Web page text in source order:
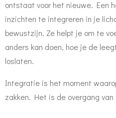
ontstaat voor het nieuwe. Een
inzichten te integreren in je
bewustzijn. Ze helpt je om te
anders kan doen, hoe je de
loslaten.
Integratie is het moment
zakken. Het is de overgang